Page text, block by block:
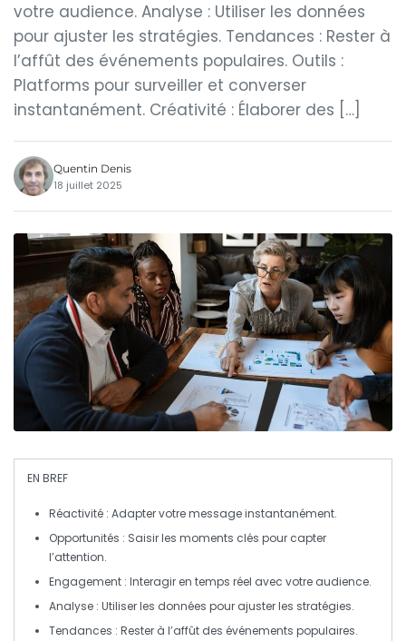
votre audience. Analyse : Utiliser les données
pour ajuster les stratégies. Tendances : Rester à
l’affût des événements populaires. Outils :
Platforms pour surveiller et converser
instantanément. Créativité : Élaborer des […]
Quentin Denis
18 juillet 2025
EN BREF
Réactivité : Adapter votre message instantanément.
Opportunités : Saisir les moments clés pour capter
l’attention.
Engagement : Interagir en temps réel avec votre audience.
Analyse : Utiliser les données pour ajuster les stratégies.
Tendances : Rester à l’affût des événements populaires.